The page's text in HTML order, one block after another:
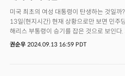
미국 최초의 여성 대통령이 탄생하는 것일
13일(현지시간) 현재 상황으로만 보면 민주
해리스 부통령이 승기를 잡은 것으로 보인다. 기폭제는 지난 10일 ABC 방송
주최로 진행된 TV 토론회였다. 조 바이든 대
권순우 2024.09.13 16:59 PDT